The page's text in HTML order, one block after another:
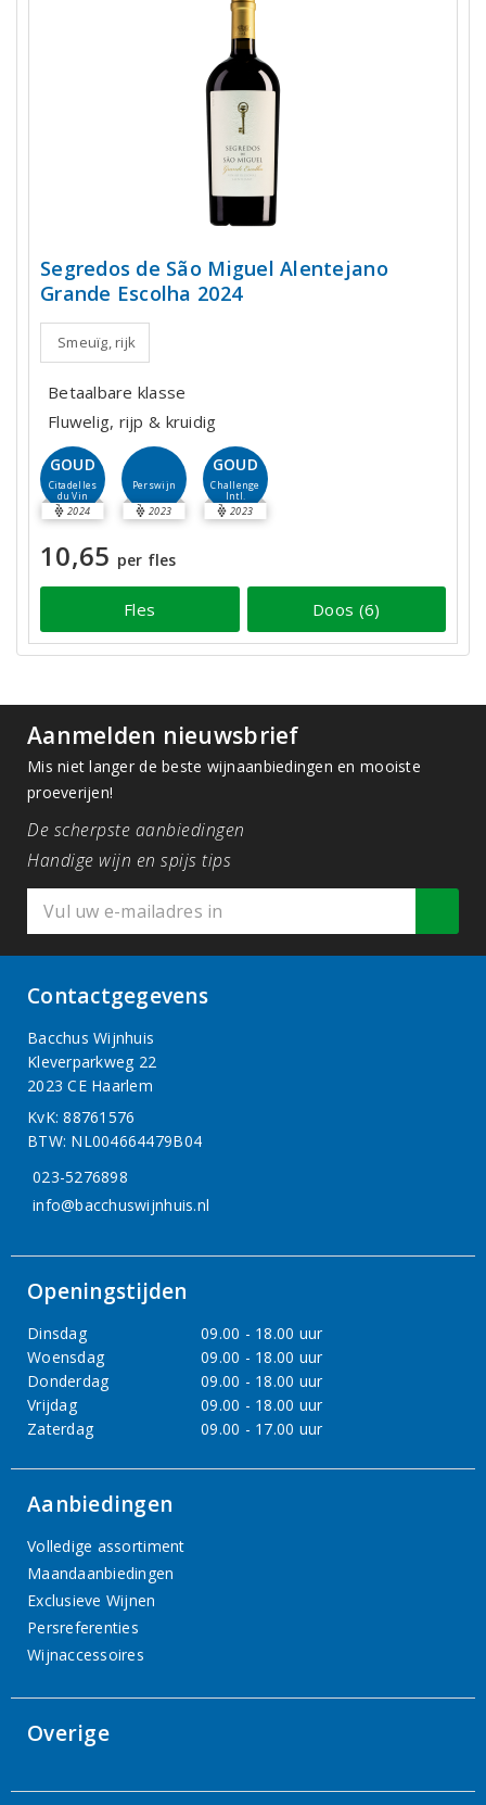
Segredos de São Miguel Alentejano
Grande Escolha 2024
Smeuïg, rijk
Betaalbare klasse
Fluwelig, rijp & kruidig
GOUD
Citadelles
du Vin
2024
Perswijn
2023
GOUD
Challenge
Intl.
2023
10,65 per fles
Fles Doos (6)
Aanmelden nieuwsbrief
Mis niet langer de beste wijnaanbiedingen en mooiste
proeverijen!
De scherpste aanbiedingen
Handige wijn en spijs tips
Contactgegevens
Bacchus Wijnhuis
Kleverparkweg 22
2023 CE Haarlem
KvK: 88761576
BTW: NL004664479B04
023-5276898
info@bacchuswijnhuis.nl
Openingstijden
Dinsdag
09.00 - 18.00 uur
Woensdag
09.00 - 18.00 uur
Donderdag
09.00 - 18.00 uur
Vrijdag
09.00 - 18.00 uur
Zaterdag
09.00 - 17.00 uur
Aanbiedingen
Volledige assortiment
Maandaanbiedingen
Exclusieve Wijnen
Persreferenties
Wijnaccessoires
Overige